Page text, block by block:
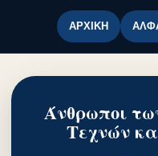
ΑΡΧΙΚΉ
Άνθρωποι
Τεχνών